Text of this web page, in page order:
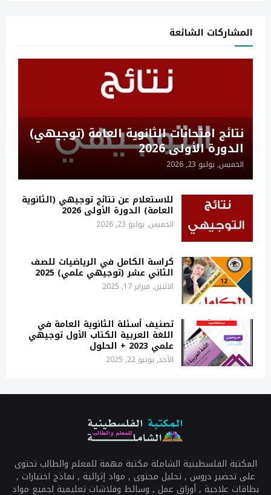
المشاركات الشائعة
نتائج امتحانات الثانوية العامة (توجيهي)
الدورة الأولى 2026
الخميس, يوليو 23, 2026
للاستعلام عن نتائج توجيهي (الثانوية
العامة) الدورة الأولى 2026
الخميس, يوليو 23, 2026
كراسة الكامل في الرياضيات للصف
الثاني عشر (توجيهي علمي) 2025
الاثنين, فبراير 17, 2025
تصنيف أسئلة الثانوية العامة في
اللغة العربية الكتاب الأول توجيهي
علمي 2023 + الحلول
الأحد, يونيو 22, 2025
المكتبة الفلسطينية الشاملة مكتبة مهمة للمعلم والطالب تحتوى
على تحضير دروس , تحليل محتوى , مواد إثرائية , نماذج اختبارات ,
بطاقات علاجية , أوراق عمل , وسائط وفلاشات تعليمية لجميع مواد